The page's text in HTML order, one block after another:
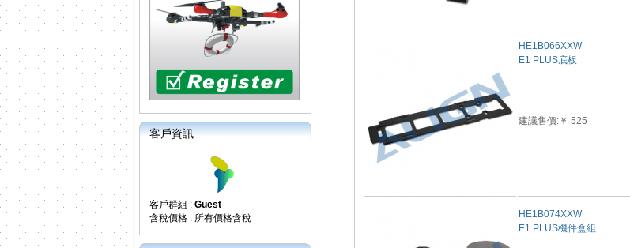
客戶資訊
客戶群組 : Guest
含稅價格 : 所有價格含稅
HE1B066XXW
E1 PLUS底板
建議售價:￥ 525
HE1B074XXW
E1 PLUS機件盒組